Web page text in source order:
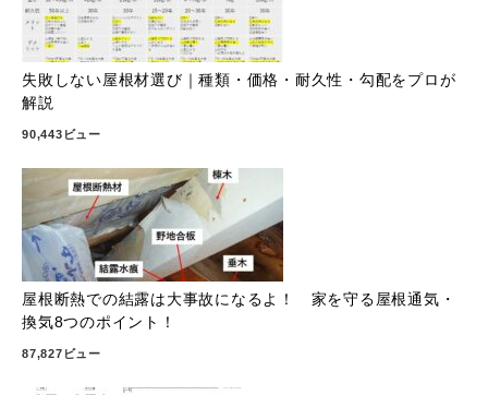
失敗しない屋根材選び｜種類・価格・耐久性・勾配をプロが
解説
90,443ビュー
屋根断熱での結露は大事故になるよ！ 家を守る屋根通気・
換気8つのポイント！
87,827ビュー